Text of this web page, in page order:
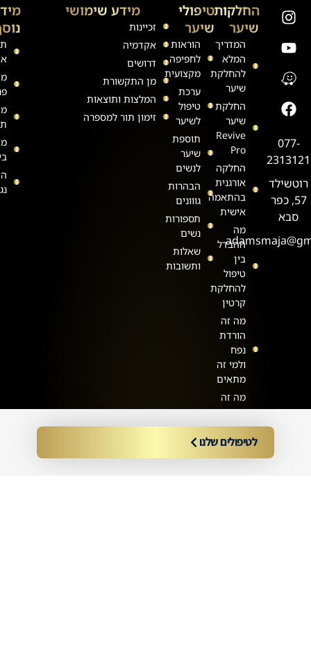
לטיפולים שלנו
077-
2313121
רוטשילד
57, כפר
סבא
החלקות
שיער
המדריך
המלא
להחלקת
שיער
החלקת
שיער
Revive
Pro
החלקה
אורגנית
בהתאמה
אישית
מה
ההבדל
בין
טיפול
להחלקת
קרטין
מה זה
הורדת
נפח
ולמי זה
מתאים
מה זה
פתיחת
תלתלים
ולמי זה
טיפולי
שיער
הוראות
לחפיפה
מקצועית
ערכת
טיפול
לשיער
תוספת
שיער
לנשים
הבהרות
גווונים
תספורות
נשים
שאלות
ותשובות
מידע שימושי
זכיינות
אקדמיה
דרושים
מן התקשורת
המלצות ותוצאות
זימון תור למספרה